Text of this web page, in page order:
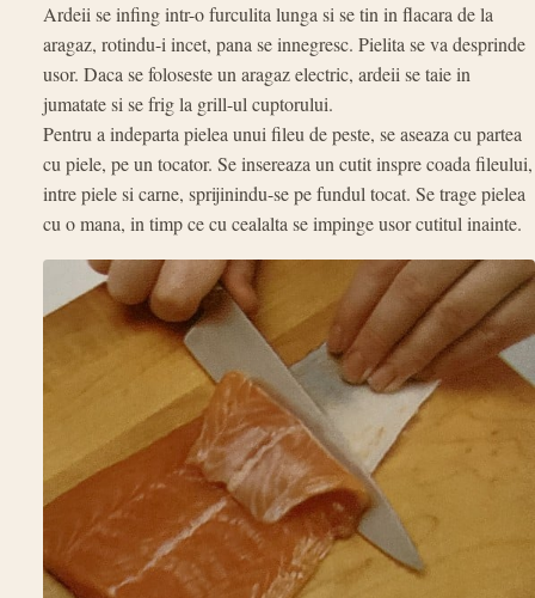
Ardeii se infing intr-o furculita lunga si se tin in flacara de la
aragaz, rotindu-i incet, pana se innegresc. Pielita se va desprinde
usor. Daca se foloseste un aragaz electric, ardeii se taie in
jumatate si se frig la grill-ul cuptorului.
Pentru a indeparta pielea unui fileu de peste, se aseaza cu partea
cu piele, pe un tocator. Se insereaza un cutit inspre coada fileului,
intre piele si carne, sprijinindu-se pe fundul tocat. Se trage pielea
cu o mana, in timp ce cu cealalta se impinge usor cutitul inainte.